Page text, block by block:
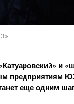
и
предприятиям
еще одним